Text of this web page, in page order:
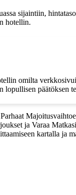
sijaintiin,
hotellin.
omilta
lopullisen päätöksen
ja Varaa
kartalla ja